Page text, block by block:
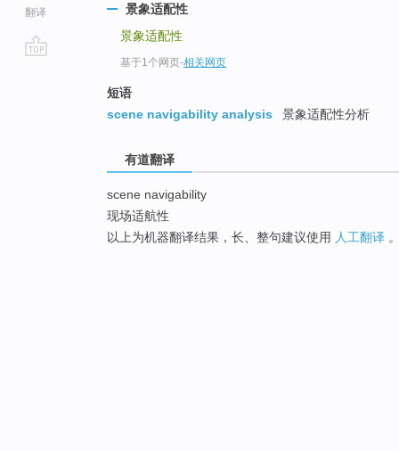
翻译
景象适配性
景象适配性
基于1个网页-相关网页
短语
scene navigability analysis
景象适配性分析
有道翻译
scene navigability
现场适航性
以上为机器翻译结果，长、整句建议使用 人工翻译